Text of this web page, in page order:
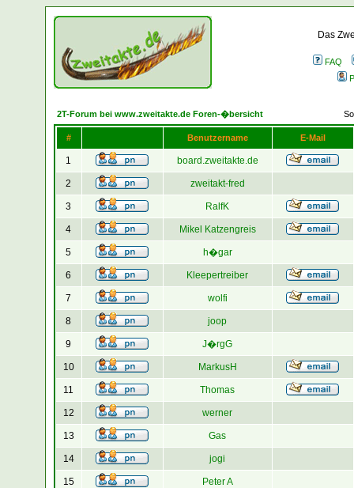
Das
FAQ
2T-Forum bei www.zweitakte.de Foren-�bersicht
# Benutzername E-Mail
1 board.zweitakte.de
2 zweitakt-fred
3 RalfK
4 Mikel Katzengreis
5 h�gar
6 Kleepertreiber
7 wolfi
8 joop
9 J�rgG
10 MarkusH
11 Thomas
12 werner
13 Gas
14 jogi
15 Peter A